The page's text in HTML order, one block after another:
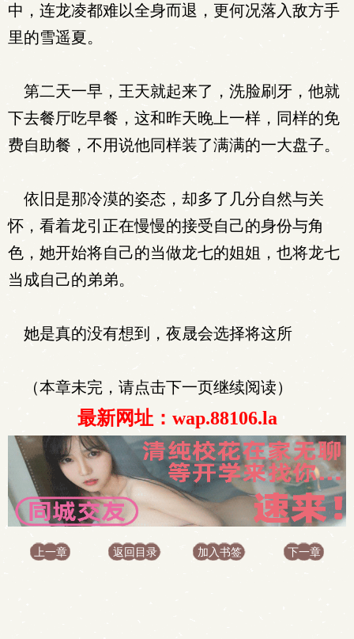
中，连龙凌都难以全身而退，更何况落入敌方手
里的雪遥夏。
第二天一早，王天就起来了，洗脸刷牙，他就
下去餐厅吃早餐，这和昨天晚上一样，同样的免
费自助餐，不用说他同样装了满满的一大盘子。
依旧是那冷漠的姿态，却多了几分自然与关
怀，看着龙引正在慢慢的接受自己的身份与角
色，她开始将自己的当做龙七的姐姐，也将龙七
当成自己的弟弟。
她是真的没有想到，夜晟会选择将这所
（本章未完，请点击下一页继续阅读）
最新网址：wap.88106.la
上一章 返回目录 加入书签 下一章